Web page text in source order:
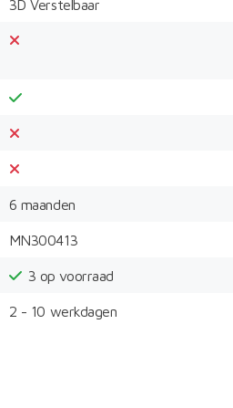
3D Verstelbaar
6 maanden
MN300413
3 op voorraad
2 - 10 werkdagen